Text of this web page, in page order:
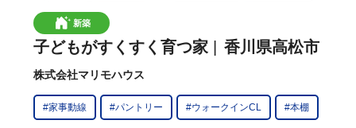
新築
子どもがすくすく育つ家 香川県高松市
株式会社マリモハウス
#家事動線 #パントリー #ウォークインCL #本棚